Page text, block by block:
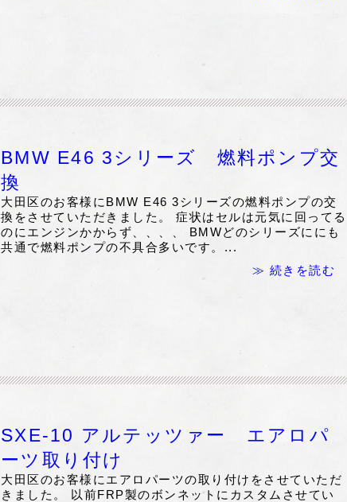
BMW E46 3シリーズ 燃料ポンプ交
換
大田区のお客様にBMW E46 3シリーズの燃料ポンプの交
換をさせていただきました。 症状はセルは元気に回ってる
のにエンジンかからず、、、、 BMWどのシリーズににも
共通で燃料ポンプの不具合多いです。...
≫ 続きを読む
SXE-10 アルテッツァー エアロパ
ーツ取り付け
大田区のお客様にエアロパーツの取り付けをさせていただ
きました。 以前FRP製のボンネットにカスタムさせてい